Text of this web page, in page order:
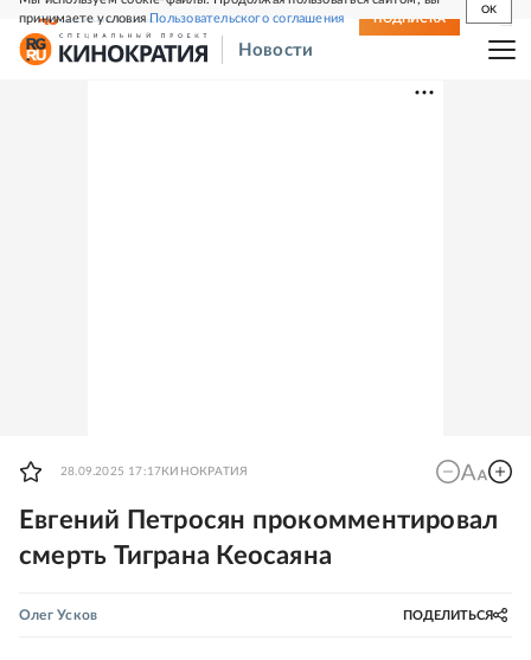
принимаете условияПользовательского соглашения
OK
СВЕЖИЙ НОМЕР ПОДПИСКА
Новости
28.09.2025 17:17 КИНОКРАТИЯ
Евгений Петросян прокомментировал
смерть Тиграна Кеосаяна
Олег Усков ПОДЕЛИТЬСЯ